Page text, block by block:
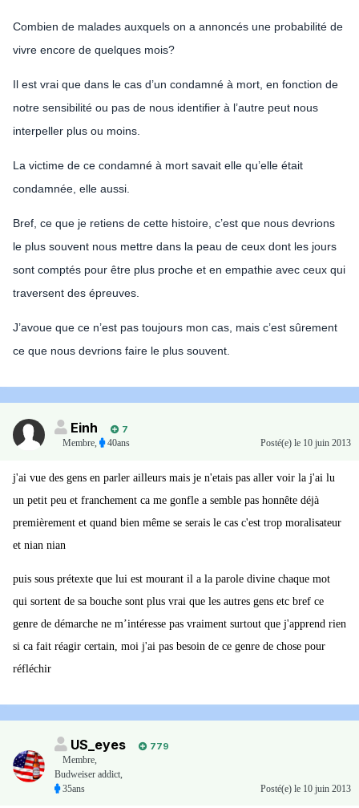
Combien de malades auxquels on a annoncés une probabilité de
vivre encore de quelques mois?
Il est vrai que dans le cas d’un condamné à mort, en fonction de
notre sensibilité ou pas de nous identifier à l’autre peut nous
interpeller plus ou moins.
La victime de ce condamné à mort savait elle qu’elle était
condamnée, elle aussi.
Bref, ce que je retiens de cette histoire, c’est que nous devrions
le plus souvent nous mettre dans la peau de ceux dont les jours
sont comptés pour être plus proche et en empathie avec ceux qui
traversent des épreuves.
J’avoue que ce n’est pas toujours mon cas, mais c’est sûrement
ce que nous devrions faire le plus souvent.
Einh
7
Membre, 40ans Posté(e) le 10 juin 2013
j'ai vue des gens en parler ailleurs mais je n'etais pas aller voir la j'ai lu
un petit peu et franchement ca me gonfle a semble pas honnête déjà
premièrement et quand bien même se serais le cas c'est trop moralisateur
et nian nian
puis sous prétexte que lui est mourant il a la parole divine chaque mot
qui sortent de sa bouche sont plus vrai que les autres gens etc bref ce
genre de démarche ne m’intéresse pas vraiment surtout que j'apprend rien
si ca fait réagir certain, moi j'ai pas besoin de ce genre de chose pour
réfléchir
US_eyes
779
Membre,
Budweiser addict,
35ans
Posté(e) le 10 juin 2013